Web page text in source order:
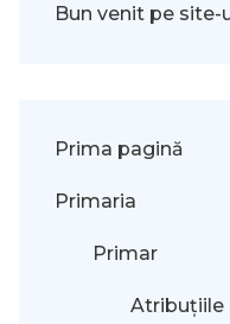
Bun venit pe site-
Prima pagină
Primaria
Primar
Atribuțiile